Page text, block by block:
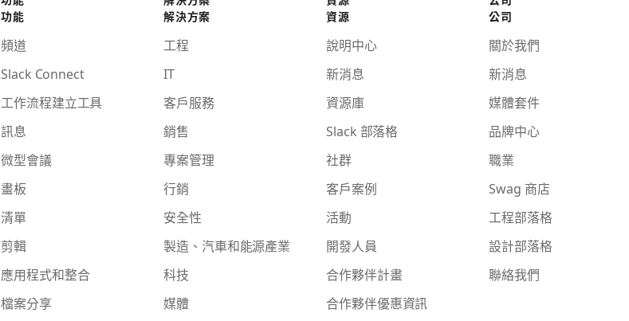
功能
頻道
Slack Connect
工作流程建立工具
訊息
微型會議
畫板
清單
剪輯
應用程式和整合
檔案分享
解決方案
工程
IT
客戶服務
銷售
專案管理
行銷
安全性
製造、汽車和能源產業
科技
媒體
資源
說明中心
新消息
資源庫
Slack 部落格
社群
客戶案例
活動
開發人員
合作夥伴計畫
合作夥伴優惠資訊
公司
關於我們
新消息
媒體套件
品牌中心
職業
Swag 商店
工程部落格
設計部落格
聯絡我們